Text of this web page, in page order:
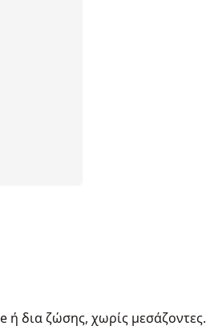
ή δια ζώσης, χωρίς μεσάζοντες.